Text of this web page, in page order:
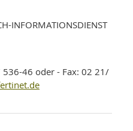
INFORMATIONSDIENST
46 oder - Fax: 02 21/